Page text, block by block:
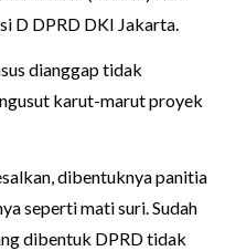
D DPRD DKI Jakarta.
dianggap tidak
karut-marut proyek
dibentuknya panitia
seperti mati suri. Sudah
dibentuk DPRD tidak